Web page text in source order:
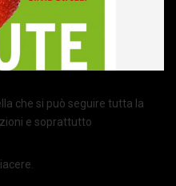
che si può seguire tutta la
e soprattutto